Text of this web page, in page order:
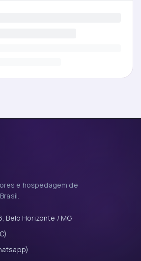
e hospedagem de
Belo Horizonte / MG